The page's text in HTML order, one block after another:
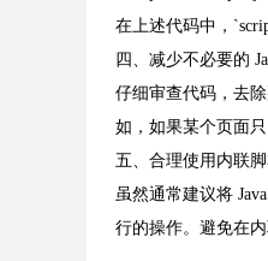
在上述代码中，
四、减少不必要的
仔细审查代码，去
如，如果某个页面
五、合理使用内联
虽然通常建议将
行的操作。避免在